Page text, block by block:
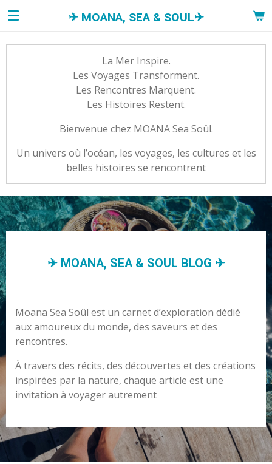
Passer
✈︎ MOANA, SEA &SOUL✈︎
La Mer Inspire.
Les Voyages Transforment.
Les Rencontres Marquent.
Les Histoires Restent.
Bienvenue chez MOANA Sea Soûl.
Un univers où l’océan, les voyages, les cultures et les
belles histoires se rencontrent
✈︎ MOANA, SEA & SOUL BLOG ✈︎
Moana Sea Soûl est un carnet d’exploration dédié
aux amoureux du monde, des saveurs et des
rencontres.
À travers des récits, des découvertes et des créations
inspirées par la nature, chaque article est une
invitation à voyager autrement